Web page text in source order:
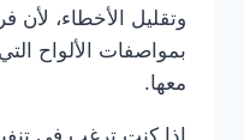
وتقليل الأخطاء،
بمواصفات الألواح
معها.